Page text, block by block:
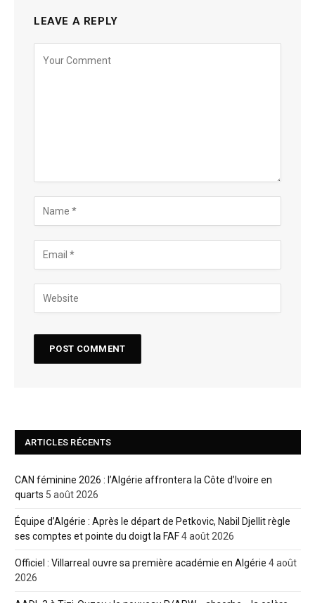
LEAVE A REPLY
ARTICLES RÉCENTS
CAN féminine 2026 : l’Algérie affrontera la Côte d’Ivoire en
quarts 5 août 2026
Équipe d’Algérie : Après le départ de Petkovic, Nabil Djellit règle
ses comptes et pointe du doigt la FAF4 août 2026
Officiel : Villarreal ouvre sa première académie en Algérie 4 août
2026